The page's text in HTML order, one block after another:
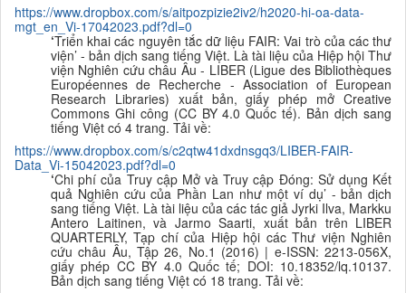
https://www.dropbox.com/s/aitpozpizie2iv2/h2020-hi-oa-data-
mgt_en_Vi-17042023.pdf?dl=0
‘Triển khai các nguyên tắc dữ liệu FAIR: Vai trò của các thư
viện’ - bản dịch sang tiếng Việt. Là tài liệu của Hiệp hội Thư
viện Nghiên cứu châu Âu - LIBER (Ligue des Bibliothèques
Européennes de Recherche - Association of European
Research Libraries) xuất bản, giấy phép mở Creative
Commons Ghi công (CC BY 4.0 Quốc tế). Bản dịch sang
tiếng Việt có 4 trang. Tải về:
https://www.dropbox.com/s/c2qtw41dxdnsgq3/LIBER-FAIR-
Data_Vi-15042023.pdf?dl=0
‘Chi phí của Truy cập Mở và Truy cập Đóng: Sử dụng Kết
quả Nghiên cứu của Phần Lan như một ví dụ’ - bản dịch
sang tiếng Việt. Là tài liệu của các tác giả Jyrki Ilva, Markku
Antero Laitinen, và Jarmo Saarti, xuất bản trên LIBER
QUARTERLY, Tạp chí của Hiệp hội các Thư viện Nghiên
cứu châu Âu, Tập 26, No.1 (2016) | e-ISSN: 2213-056X,
giấy phép CC BY 4.0 Quốc tế; DOI: 10.18352/lq.10137.
Bản dịch sang tiếng Việt có 18 trang. Tải về: